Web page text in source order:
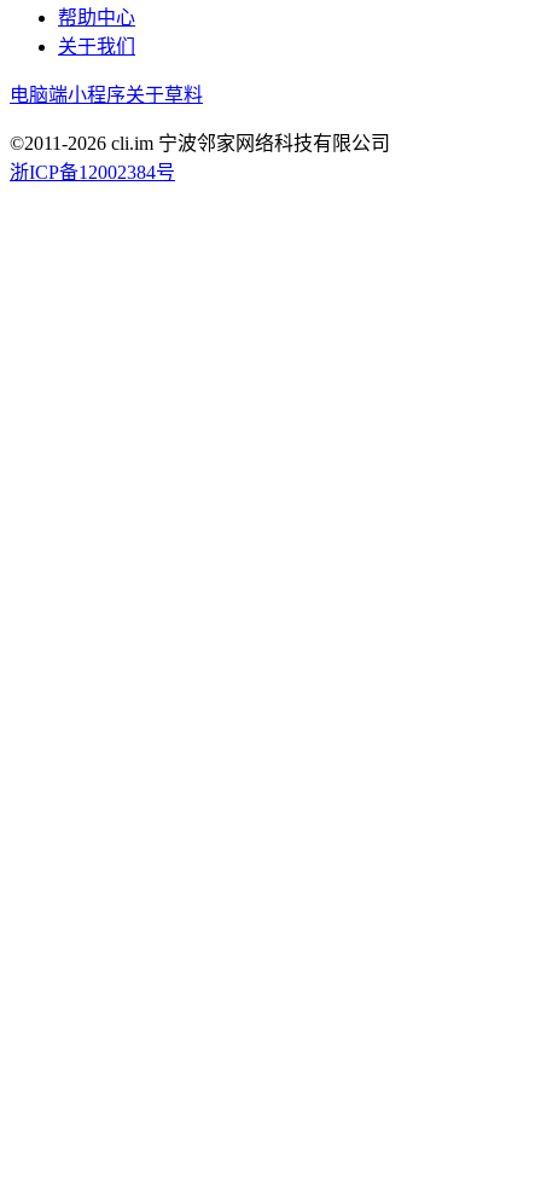
帮助中心
关于我们
电脑端小程序关于草料
©2011-2026 cli.im 宁波邻家网络科技有限公司
浙ICP备12002384号